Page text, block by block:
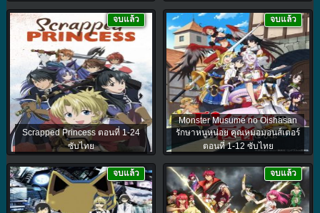
Scrapped Princess ตอนที่ 1-24
ซับไทย
จบแล้ว
Monster Musume no Oishasan
รักษาหนูหน่อย คุณหมอมอนส์เตอร์
ตอนที่ 1-12 ซับไทย
จบแล้ว
จบแล้ว จบแล้ว